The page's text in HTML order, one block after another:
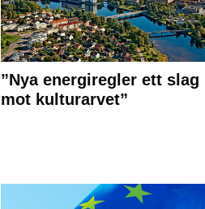
”Nya energiregler ett slag
mot kulturarvet”